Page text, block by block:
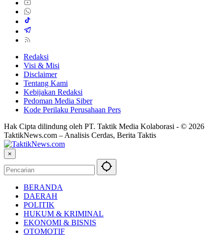
Redaksi
Visi & Misi
Disclaimer
Tentang Kami
Kebijakan Redaksi
Pedoman Media Siber
Kode Perilaku Perusahaan Pers
Hak Cipta dilindung oleh PT. Taktik Media Kolaborasi - © 2026
TaktikNews.com – Analisis Cerdas, Berita Taktis
×
BERANDA
DAERAH
POLITIK
HUKUM & KRIMINAL
EKONOMI & BISNIS
OTOMOTIF